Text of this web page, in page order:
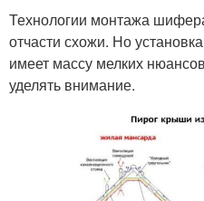
Технологии монтажа
отчасти схожи. Но
имеет массу мелких
уделять внимание.